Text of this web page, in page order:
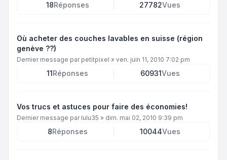
18Réponses 27782Vues
Où acheter des couches lavables en suisse (région
genève ??)
Dernier message par petitpixel » ven. juin 11, 2010 7:02 pm
11Réponses 60931Vues
Vos trucs et astuces pour faire des économies!
Dernier message par lulu35 » dim. mai 02, 2010 9:39 pm
8Réponses 10044Vues